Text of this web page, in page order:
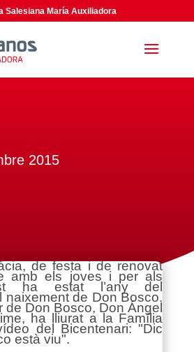
Salesiana María Auxiliadora
2015
de festa i de renovat
amb els joves i per als
ha estat l’any del
naixement de Don Bosco.
de Don Bosco, Don Ángel
ha lliurat a la Família
del Bicentenari: "Dic
està viu".